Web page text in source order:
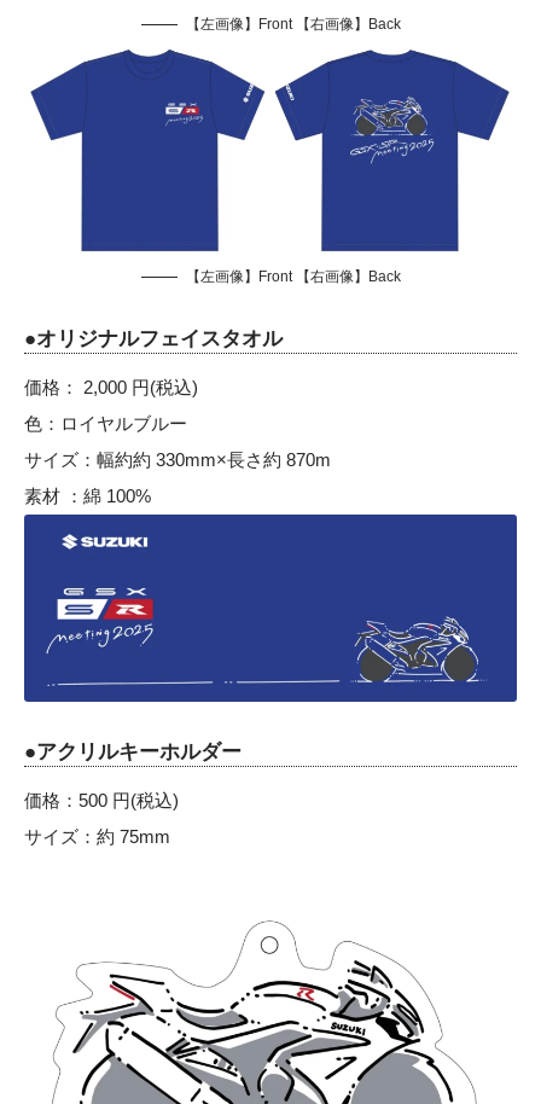
【左画像】Front 【右画像】Back
【左画像】Front 【右画像】Back
●オリジナルフェイスタオル
価格： 2,000 円(税込)
色：ロイヤルブルー
サイズ：幅約約 330mm×長さ約 870m
素材 ：綿 100%
●アクリルキーホルダー
価格：500 円(税込)
サイズ：約 75mm